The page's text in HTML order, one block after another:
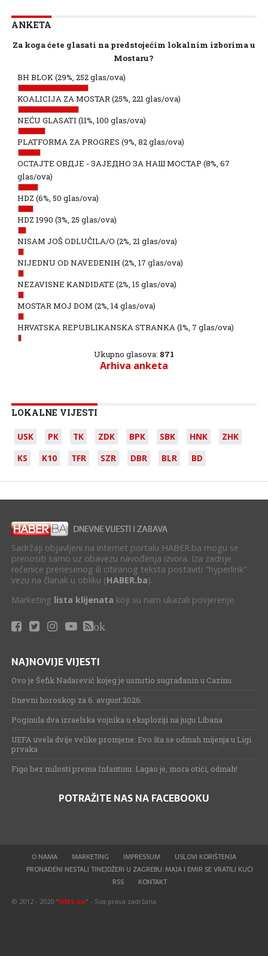
ANKETA
Za koga ćete glasati na predstojećim lokalnim izborima u
Mostaru?
BH BLOK(29%, 252 glas/ova)
KOALICIJA ZA MOSTAR(25%, 221 glas/ova)
NEĆU GLASATI (11%, 100 glas/ova)
PLATFORMA ZA PROGRES (9%, 82 glas/ova)
ОСТАЈТЕ ОВДЈЕ - ЗАЈЕДНО ЗА НАШ МОСТАР (8%, 67
glas/ova)
HDZ (6%, 50 glas/ova)
HDZ 1990 (3%, 25 glas/ova)
NISAM JOŠ ODLUČILA/O (2%, 21 glas/ova)
NIJEDNU OD NAVEDENIH (2%, 17 glas/ova)
NEZAVISNE KANDIDATE (2%, 15 glas/ova)
MOSTAR MOJ DOM (2%, 14 glas/ova)
HRVATSKA REPUBLIKANSKA STRANKA(1%, 7 glas/ova)
Ukupno glasova: 871
Arhiva anketa
LOKALNE VIJESTI
USK PK TK ZDK BPK SBK HNK
ZHK
KS
K10 TFR SZR DBR BLR BD
Sadržaji objavljeni na internet portalu HABER.ba mogu se
prenositi samo uz obavezu navođenja izvora. Iza zadnje
rečenice prenesenog ili citiranog teksta postaviti "hyperlink"
vezu na članak u obliku (HABER.ba).
Marketing lista klijenata koji su nam ukazali povjerenje.
ok
NAJNOVIJE VIJESTI
Ovo je Šefik Nadarević kojeg je usmrtio sugrađanin u Cazinu
Dnevni horoskop za 6. avgust.2026.
Poginula dva izraelska vojnika u eksploziji na jugu Libana
UEFA uvela dvije velike promjene: Evo šta se odmah mijenja u Ligi
prvaka
Figo bez milosti prema Infantinu: Lagao je, mora otići, odmah!
POTRAŽITE NAS NA FACEBOOKU
O NAMA MARKETING IMPRESSUM
USLOVI KORIŠTENJA
PRONAĐENI NESTALI TINEJDŽERI U ZAGREBU: MAJA I EMIR SE VRATILI KUĆI
RSS
KONTAKT
© 2012 - 2020 "NMS.ba" - Sva prava zadržana.